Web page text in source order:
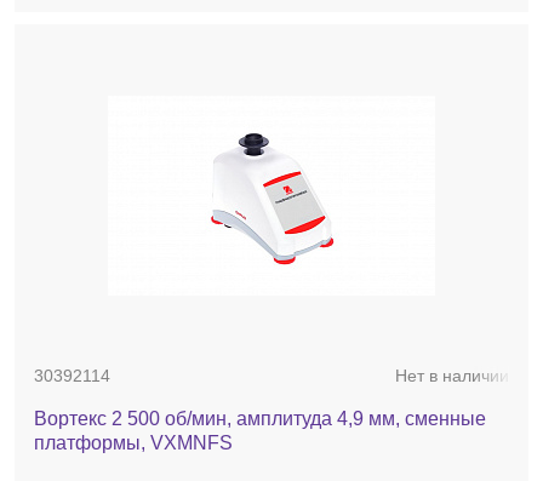
30392114 Нет в наличии
Вортекс 2 500 об/мин, амплитуда 4,9 мм, сменные
платформы, VXMNFS